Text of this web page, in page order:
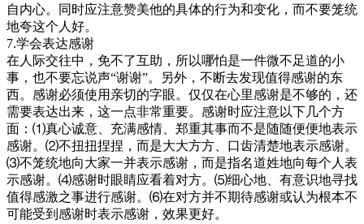
自内心。同时应注意赞美他的具体的行为和变化，而不要笼统
地夸这个人好。
7.学会表达感谢
在人际交往中，免不了互助，所以哪怕是一件微不足道的小
事，也不要忘说声“谢谢”。另外，不断去发现值得感谢的东
西。感谢必须使用亲切的字眼。仅仅在心里感谢是不够的，还
需要表达出来，这一点非常重要。感谢时应注意以下几个方
面：⑴真心诚意、充满感情、郑重其事而不是随随便便地表示
感谢。⑵不扭扭捏捏，而是大大方方、口齿清楚地表示感谢。
⑶不笼统地向大家一并表示感谢，而是指名道姓地向每个人表
示感谢。⑷感谢时眼睛应看着对方。⑸细心地、有意识地寻找
值得感激之事进行感谢。⑹在对方并不期待感谢或认为根本不
可能受到感谢时表示感谢，效果更好。